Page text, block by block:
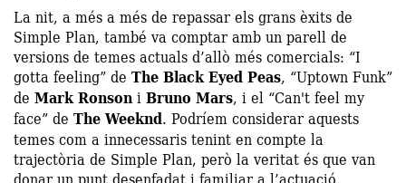
La nit, a més a més de repassar els grans èxits de
Simple Plan, també va comptar amb un parell de
versions de temes actuals d’allò més comercials: “I
gotta feeling” de The Black Eyed Peas, “Uptown Funk”
de Mark RonsoniBruno Mars, i el “Can't feel my
face” de The Weeknd. Podríem considerar aquests
temes com a innecessaris tenint en compte la
trajectòria de Simple Plan, però la veritat és que van